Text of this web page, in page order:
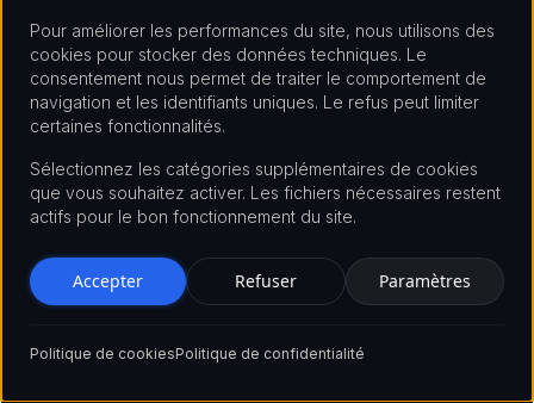
Pour améliorer les performances du site, nous utilisons des
cookies pour stocker des données techniques. Le
consentement nous permet de traiter le comportement de
navigation et les identifiants uniques. Le refus peut limiter
certaines fonctionnalités.
Sélectionnez les catégories supplémentaires de cookies
que vous souhaitez activer. Les fichiers nécessaires restent
actifs pour le bon fonctionnement du site.
Accepter Refuser Paramètres
Politique de cookiesPolitique de confidentialité